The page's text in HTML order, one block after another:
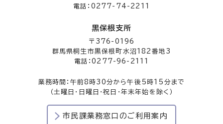
電話：0277-74-2211
黒保根支所
〒376-0196
群馬県桐生市黒保根町水沼182番地3
電話：0277-96-2111
業務時間：午前8時30分から午後5時15分まで
（土曜日・日曜日・祝日・年末年始を除く）
市民課業務窓口のご利用案内